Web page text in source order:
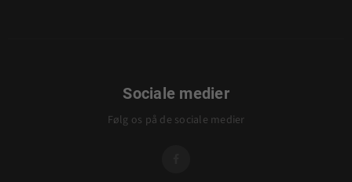
Sociale medier
Følg os på de sociale medier